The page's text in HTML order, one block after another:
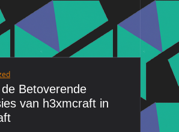
Betoverende
van h3xmcraft in